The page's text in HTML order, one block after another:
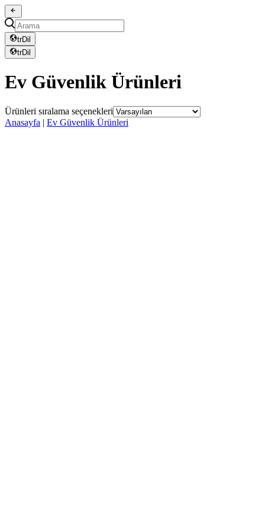
trDil
trDil
Ev Güvenlik Ürünleri
Ürünleri sıralama seçenekleri
Anasayfa | Ev Güvenlik Ürünleri